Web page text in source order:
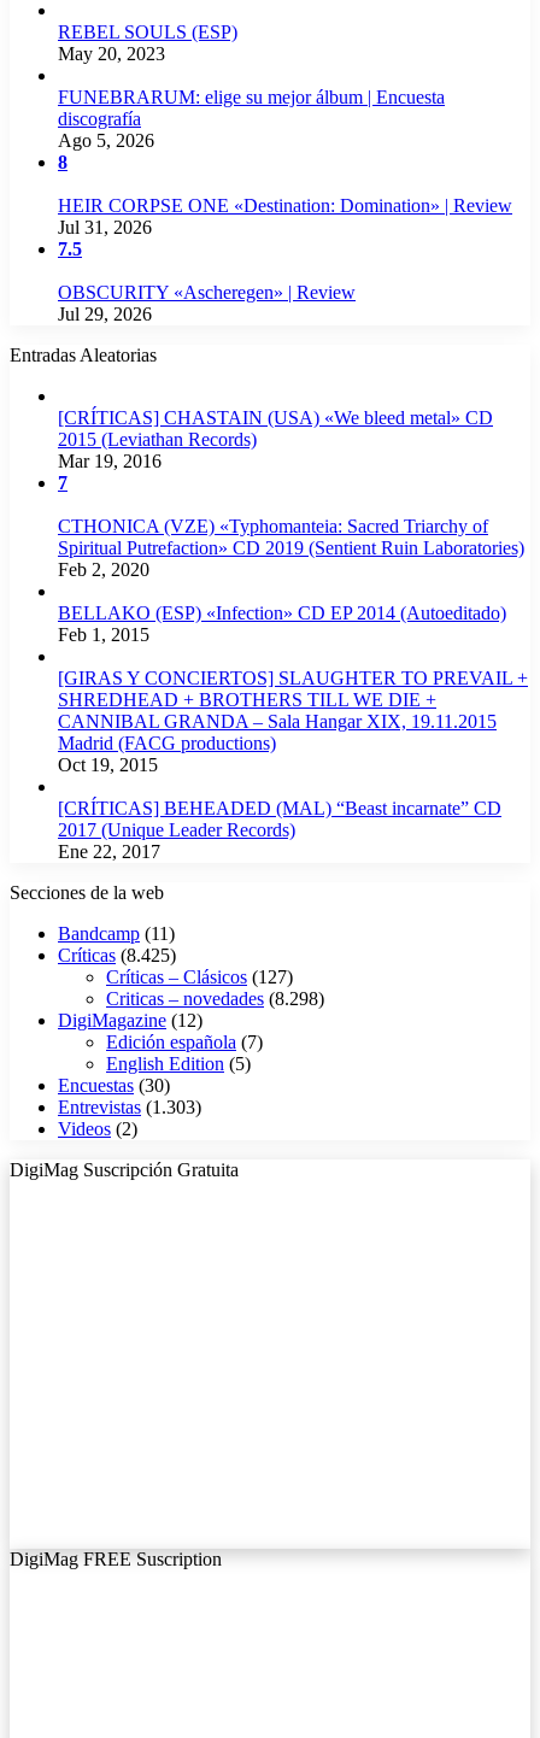
REBEL SOULS (ESP)
May 20, 2023
FUNEBRARUM: elige su mejor álbum | Encuesta
discografía
Ago 5, 2026
8
HEIR CORPSE ONE «Destination: Domination» | Review
Jul 31, 2026
7.5
OBSCURITY «Ascheregen» | Review
Jul 29, 2026
Entradas Aleatorias
[CRÍTICAS] CHASTAIN (USA) «We bleed metal» CD
2015 (Leviathan Records)
Mar 19, 2016
7
CTHONICA (VZE) «Typhomanteia: Sacred Triarchy of
Spiritual Putrefaction» CD 2019 (Sentient Ruin Laboratories)
Feb 2, 2020
BELLAKO (ESP) «Infection» CD EP 2014 (Autoeditado)
Feb 1, 2015
[GIRAS Y CONCIERTOS] SLAUGHTER TO PREVAIL +
SHREDHEAD + BROTHERS TILL WE DIE +
CANNIBAL GRANDA – Sala Hangar XIX, 19.11.2015
Madrid (FACG productions)
Oct 19, 2015
[CRÍTICAS] BEHEADED (MAL) “Beast incarnate” CD
2017 (Unique Leader Records)
Ene 22, 2017
Secciones de la web
Bandcamp (11)
Críticas (8.425)
Críticas – Clásicos (127)
Criticas – novedades (8.298)
DigiMagazine (12)
Edición española (7)
English Edition (5)
Encuestas (30)
Entrevistas (1.303)
Videos (2)
DigiMag Suscripción Gratuita
DigiMag FREE Suscription